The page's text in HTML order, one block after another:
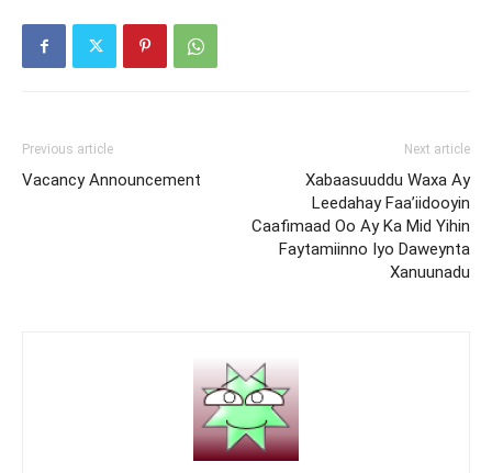
Previous article
Vacancy Announcement
Next article
Xabaasuuddu Waxa Ay
Leedahay Faa’iidooyin
Caafimaad Oo Ay Ka Mid Yihin
Faytamiinno Iyo Daweynta
Xanuunadu